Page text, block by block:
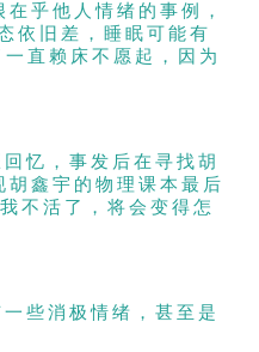
乎他人情绪的事例，
依旧差，睡眠可能有
直赖床不愿起，因为
忆，事发后在寻找胡
鑫宇的物理课本最后
不活了，将会变得怎
些消极情绪，甚至是